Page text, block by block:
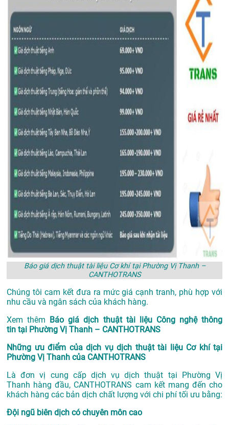
Báo giá dịch thuật tài liệu Cơ khí tại Phường Vị Thanh –
CANTHOTRANS
Chúng tôi cam kết đưa ra mức giá cạnh tranh, phù hợp với
nhu cầu và ngân sách của khách hàng.
Xem thêm
Báo giá dịch thuật tài liệu Công nghệ thông
tin tại Phường Vị Thanh – CANTHOTRANS
Những ưu điểm của dịch vụ dịch thuật tài liệu Cơ khí tại
Phường Vị Thanh của CANTHOTRANS
Là đơn vị cung cấp dịch vụdịch thuật tại Phường Vị
Thanh hàng đầu, CANTHOTRANS cam kết mang đến cho
khách hàng các bản dịch chất lượng với chi phí tối ưu bằng:
Đội ngũ biên dịch có chuyên môn cao